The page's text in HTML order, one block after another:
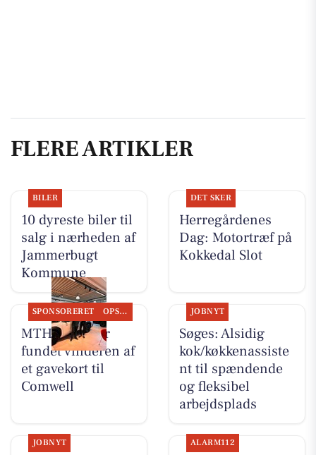
FLERE ARTIKLER
BILER
10 dyreste biler til
salg i nærheden af
Jammerbugt
Kommune
DET SKER
Herregårdenes
Dag: Motortræf på
Kokkedal Slot
SPONSORERET OPSLAGSTAVLEN
MTH Biler har
fundet vinderen af
et gavekort til
Comwell
JOBNYT
Søges: Alsidig
kok/køkkenassiste
nt til spændende
og fleksibel
arbejdsplads
JOBNYT ALARM112